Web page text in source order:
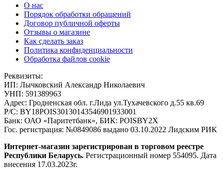
О нас
Порядок обработки обращений
Договор публичной оферты
Отзывы о магазине
Как сделать заказ
Политика конфиденциальности
Обработка файлов cookie
Реквизиты:
ИП: Лычковский Александр Николаевич
УНП: 591389963
Адрес: Гродненская обл. г.Лида ул.Тухачевского д.55 кв.69
Р/С: BY18POIS30130143546901933001
Банк: ОАО «Паритетбанк», БИК: POISBY2X
Гос. регистрация: №0849086 выдано 03.10.2022 Лидским РИК
Интернет-магазин зарегистрирован в торговом реестре
Республики Беларусь. Регистрационный номер 554095. Дата
внесения 17.03.2023г.